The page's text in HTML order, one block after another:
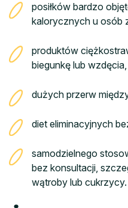
posiłków bardzo
kalorycznych u osób
produktów
biegunkę lub wzdęcia,
dużych przerw
diet eliminacyjnych
samodzielnego
bez konsultacji,
wątroby lub cukrzycy.